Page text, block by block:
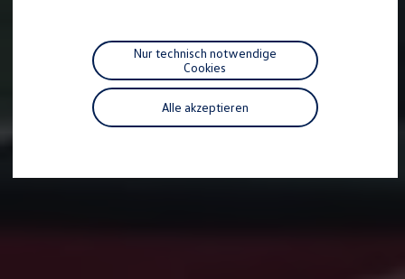
Individualisieren
Wallbox und Ladekabel
Digitale Extras
Dienste für Ihr Modell finden
Volkswagen Apps, Login und Shop
Handy und Fahrzeug verbinden
Vorgängermodelle
Alle akzeptieren
Nur technisch notwendige
Cookies